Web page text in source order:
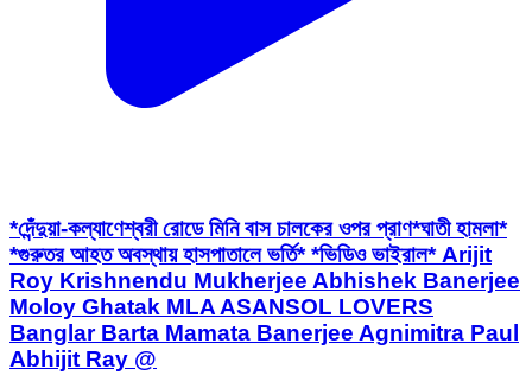
*দেঁন্দুয়া-কল্যাণেশ্বরী রোডে মিনি বাস চালকের ওপর প্রাণ*ঘাতী হামলা*
*গুরুতর আহত অবস্থায় হাসপাতালে ভর্তি* *ভিডিও ভাইরাল* Arijit
Roy Krishnendu Mukherjee Abhishek Banerjee
Moloy Ghatak MLA ASANSOL LOVERS
Banglar Barta Mamata Banerjee Agnimitra Paul
Abhijit Ray @